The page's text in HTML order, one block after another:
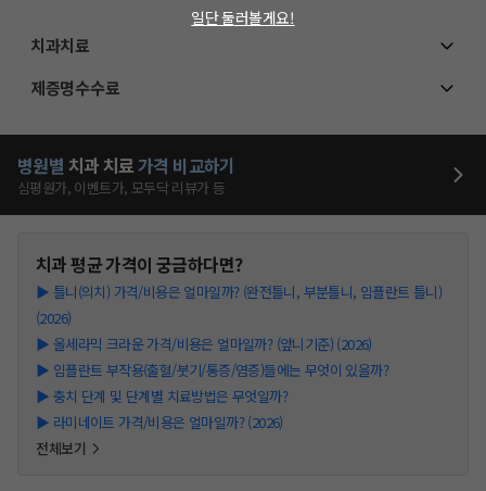
치과치료
제증명수수료
병원별 치과 치료가격 비교하기
심평원가, 이벤트가, 모두닥 리뷰가 등
치과평균 가격이 궁금하다면?
▶ 틀니(의치) 가격/비용은 얼마일까? (완전틀니, 부분틀니, 임플란트 틀니)
(2026)
▶ 올세라믹 크라운 가격/비용은 얼마일까? (앞니기준) (2026)
▶ 임플란트 부작용(출혈/붓기/통증/염증)들에는 무엇이 있을까?
▶ 충치 단계 및 단계별 치료방법은 무엇일까?
▶ 라미네이트 가격/비용은 얼마일까? (2026)
전체보기
일단 둘러볼게요!